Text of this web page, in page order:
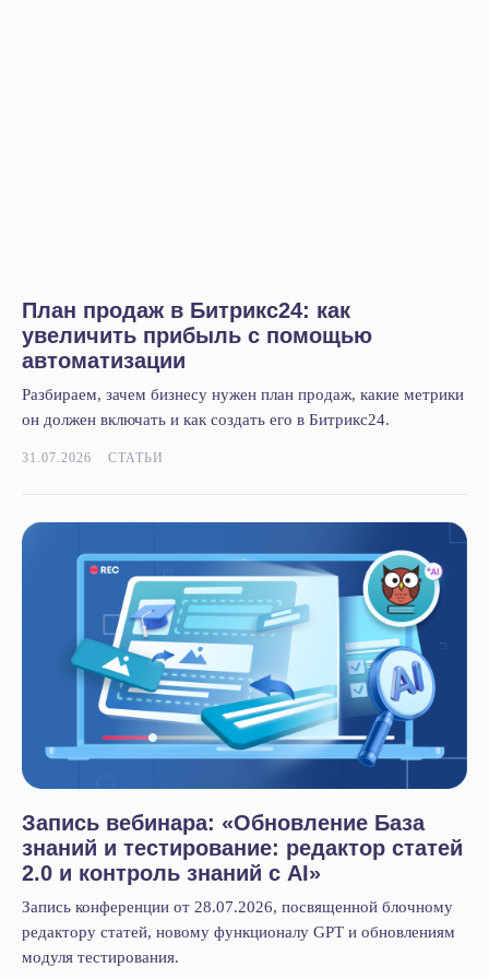
План продаж в Битрикс24: как
увеличить прибыль с помощью
автоматизации
Разбираем, зачем бизнесу нужен план продаж, какие метрики
он должен включать и как создать его в Битрикс24.
31.07.2026 СТАТЬИ
Запись вебинара: «Обновление База
знаний и тестирование: редактор статей
2.0 и контроль знаний с AI»
Запись конференции от 28.07.2026, посвященной блочному
редактору статей, новому функционалу GPT и обновлениям
модуля тестирования.
Услуги
Битрикс24
BI-отчёты
О нас
Наши приложения
Акции
Статьи
Новости
Вебинары
Аудит Битрикс24
Маркет готовых решений
HRM-система
AI-система аналитики звонков
Битрикс24 Маркетплейс